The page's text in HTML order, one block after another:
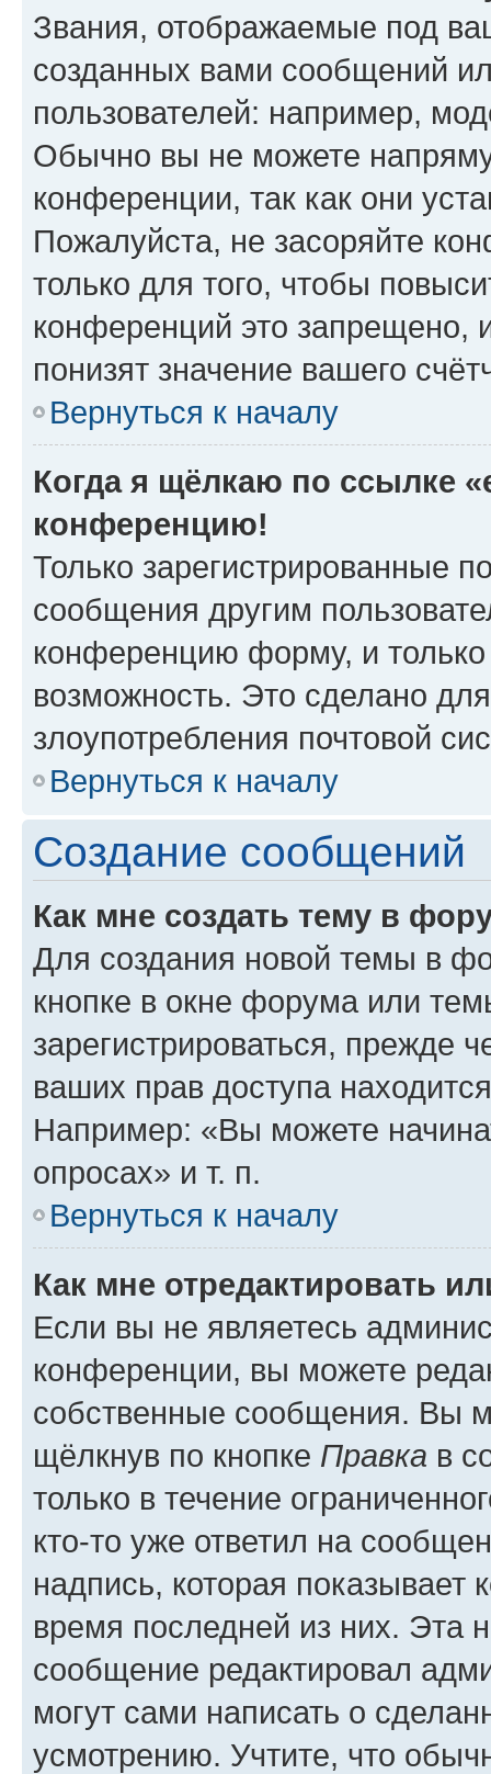
Звания, отображаемые под
созданных вами сообщений
пользователей: например,
Обычно вы не можете
конференции, так как они
Пожалуйста, не засоряйте
только для того, чтобы
конференций это запрещено,
понизят значение вашего
Вернуться к началу
Когда я щёлкаю по ссылке
конференцию!
Только зарегистрированные
сообщения другим
конференцию форму, и
возможность. Это сделано
злоупотребления почтовой
Вернуться к началу
Создание сообщений
Как мне создать тему в
Для создания новой темы в
кнопке в окне форума или
зарегистрироваться, прежде
ваших прав доступа
Например: «Вы можете
опросах» и т. п.
Вернуться к началу
Как мне отредактировать
Если вы не являетесь
конференции, вы можете
собственные сообщения. Вы
щёлкнув по кнопке Правка в
только в течение
кто-то уже ответил на
надпись, которая показывает
время последней из них. Эта
сообщение редактировал
могут сами написать о
усмотрению. Учтите, что